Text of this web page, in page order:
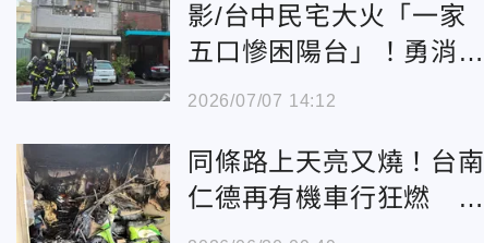
影/台中民宅大火「一家
五口慘困陽台」！勇消急
救援
2026/07/07 14:12
同條路上天亮又燒！台南
仁德再有機車行狂燃 老
闆倒火場命危